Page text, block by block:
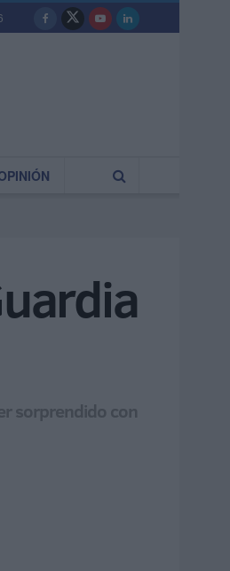
sorprendido con